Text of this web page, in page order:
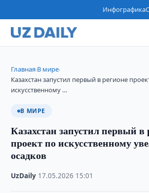
Инфографика
Главная›В мире›
Казахстан запустил первый в регионе
искусственному …
В МИРЕ
Казахстан запустил первый в
проект по искусственному
осадков
UzDaily 17.05.2026 15:01